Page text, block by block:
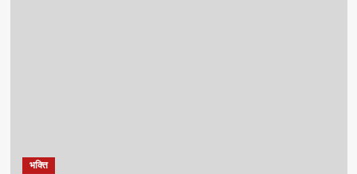
भक्ति